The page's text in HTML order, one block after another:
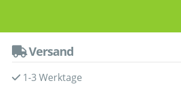
Versand
1-3 Werktage